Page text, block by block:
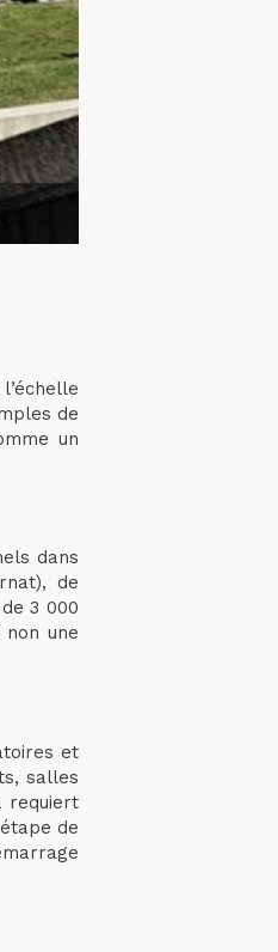
de
un
dans
de
3 000
une
et
salles
requiert
de